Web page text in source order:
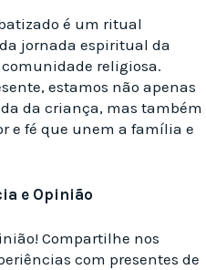
é um ritual
jornada espiritual da
religiosa.
estamos não apenas
da criança, mas também
e fé que unem a família e
e Opinião
Compartilhe nos
com presentes de